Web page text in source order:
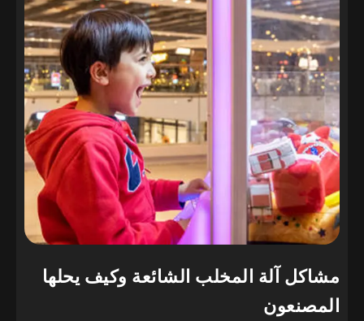
مشاكل آلة المخلب الشائعة وكيف يحلها
المصنعون